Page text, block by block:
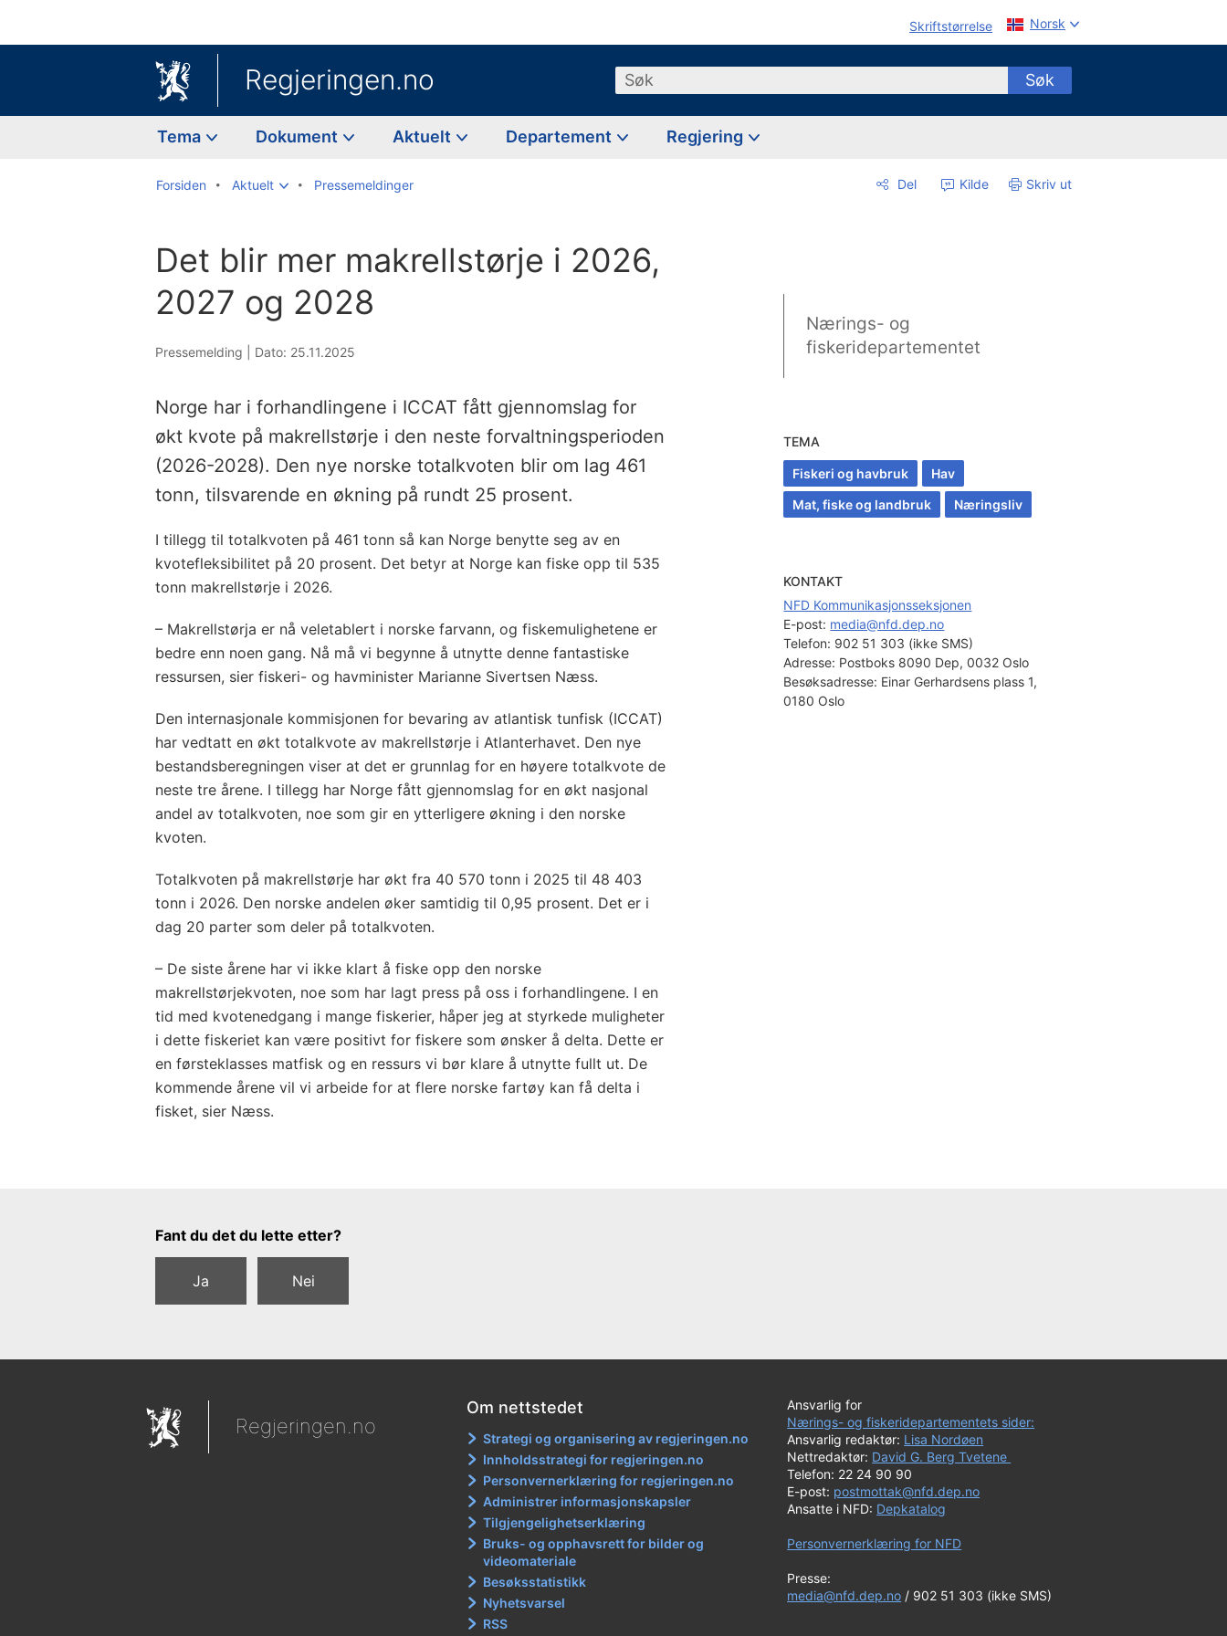
Skriftstørrelse Norsk
Regjeringen.no Søk Søk
Tema Dokument Aktuelt Departement Regjering
Forsiden Aktuelt Pressemeldinger Del Kilde Skriv ut
Det blir mer makrellstørje i 2026,
2027 og 2028
Pressemelding | Dato: 25.11.2025
Norge har i forhandlingene i ICCAT fått gjennomslag for
økt kvote på makrellstørje i den neste forvaltningsperioden
(2026-2028). Den nye norske totalkvoten blir om lag 461
tonn, tilsvarende en økning på rundt 25 prosent.
I tillegg til totalkvoten på 461 tonn så kan Norge benytte seg av en
kvotefleksibilitet på 20 prosent. Det betyr at Norge kan fiske opp til 535
tonn makrellstørje i 2026.
– Makrellstørja er nå veletablert i norske farvann, og fiskemulighetene er
bedre enn noen gang. Nå må vi begynne å utnytte denne fantastiske
ressursen, sier fiskeri- og havminister Marianne Sivertsen Næss.
Den internasjonale kommisjonen for bevaring av atlantisk tunfisk (ICCAT)
har vedtatt en økt totalkvote av makrellstørje i Atlanterhavet. Den nye
bestandsberegningen viser at det er grunnlag for en høyere totalkvote de
neste tre årene. I tillegg har Norge fått gjennomslag for en økt nasjonal
andel av totalkvoten, noe som gir en ytterligere økning i den norske
kvoten.
Totalkvoten på makrellstørje har økt fra 40 570 tonn i 2025 til 48 403
tonn i 2026. Den norske andelen øker samtidig til 0,95 prosent. Det er i
dag 20 parter som deler på totalkvoten.
– De siste årene har vi ikke klart å fiske opp den norske
makrellstørjekvoten, noe som har lagt press på oss i forhandlingene. I en
tid med kvotenedgang i mange fiskerier, håper jeg at styrkede muligheter
i dette fiskeriet kan være positivt for fiskere som ønsker å delta. Dette er
en førsteklasses matfisk og en ressurs vi bør klare å utnytte fullt ut. De
kommende årene vil vi arbeide for at flere norske fartøy kan få delta i
fisket, sier Næss.
Nærings- og
fiskeridepartementet
TEMA
Fiskeri og havbruk
Hav
Mat, fiske og landbruk
Næringsliv
KONTAKT
NFD Kommunikasjonsseksjonen
E-post: media@nfd.dep.no
Telefon: 902 51 303 (ikke SMS)
Adresse: Postboks 8090 Dep, 0032 Oslo
Besøksadresse: Einar Gerhardsens plass 1,
0180 Oslo
Tilbakemeldingsskjema
Fant du det du lette etter?
Ja Nei
Regjeringen.no
Om nettstedet
Strategi og organisering av regjeringen.no
Innholdsstrategi for regjeringen.no
Personvernerklæring for regjeringen.no
Administrer informasjonskapsler
Tilgjengelighetserklæring
Bruks- og opphavsrett for bilder og
videomateriale
Besøksstatistikk
Nyhetsvarsel
RSS
Ansvarlig for
Nærings- og fiskeridepartementets sider:
Ansvarlig redaktør: Lisa Nordøen
Nettredaktør: David G. Berg Tvetene
Telefon: 22 24 90 90
E-post: postmottak@nfd.dep.no
Ansatte i NFD: Depkatalog
Personvernerklæring for NFD
Presse:
media@nfd.dep.no / 902 51 303 (ikke SMS)